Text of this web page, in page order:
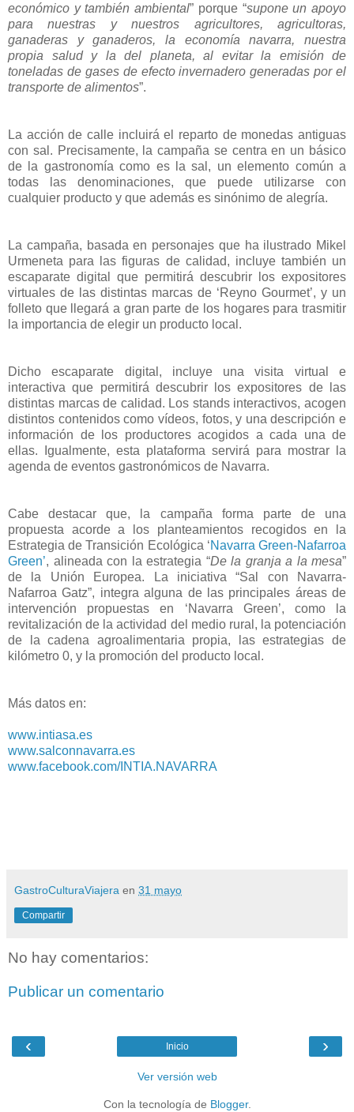
económico y también ambiental” porque “supone un apoyo
para nuestras y nuestros agricultores, agricultoras,
ganaderas y ganaderos, la economía navarra, nuestra
propia salud y la del planeta, al evitar la emisión de
toneladas de gases de efecto invernadero generadas por el
transporte de alimentos”.
La acción de calle incluirá el reparto de monedas antiguas
con sal. Precisamente, la campaña se centra en un básico
de la gastronomía como es la sal, un elemento común a
todas las denominaciones, que puede utilizarse con
cualquier producto y que además es sinónimo de alegría.
La campaña, basada en personajes que ha ilustrado Mikel
Urmeneta para las figuras de calidad, incluye también un
escaparate digital que permitirá descubrir los expositores
virtuales de las distintas marcas de ‘Reyno Gourmet’, y un
folleto que llegará a gran parte de los hogares para trasmitir
la importancia de elegir un producto local.
Dicho escaparate digital, incluye una visita virtual e
interactiva que permitirá descubrir los expositores de las
distintas marcas de calidad. Los stands interactivos, acogen
distintos contenidos como vídeos, fotos, y una descripción e
información de los productores acogidos a cada una de
ellas. Igualmente, esta plataforma servirá para mostrar la
agenda de eventos gastronómicos de Navarra.
Cabe destacar que, la campaña forma parte de una
propuesta acorde a los planteamientos recogidos en la
Estrategia de Transición Ecológica ‘Navarra Green-Nafarroa
Green’, alineada con la estrategia “De la granja a la mesa”
de la Unión Europea. La iniciativa “Sal con Navarra-
Nafarroa Gatz”, integra alguna de las principales áreas de
intervención propuestas en ‘Navarra Green’, como la
revitalización de la actividad del medio rural, la potenciación
de la cadena agroalimentaria propia, las estrategias de
kilómetro 0, y la promoción del producto local.
Más datos en:
www.intiasa.es
www.salconnavarra.es
www.facebook.com/INTIA.NAVARRA
GastroCulturaViajera en 31 mayo
Compartir
No hay comentarios:
Publicar un comentario
‹ ›
Inicio
Ver versión web
Con la tecnología de Blogger.